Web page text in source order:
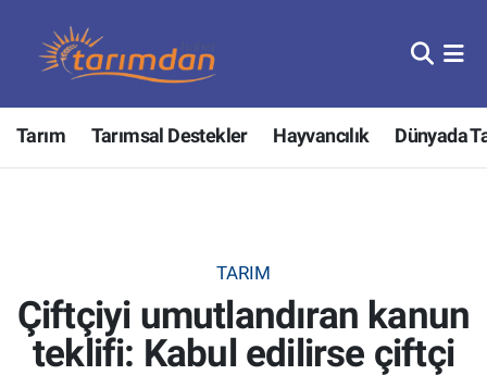
Tarım Tarımsal Destekler Hayvancılık Dünyada
TARIM
Çiftçiyi umutlandıran kanun
teklifi: Kabul edilirse çiftçi
Tarım
Hayvancılık
Tarımsal Destekler
Tarım Bakanlığı
Nöbetçi Eczaneler
Hava Durumu
Tüm Manşetler
Son Dakika Haberleri